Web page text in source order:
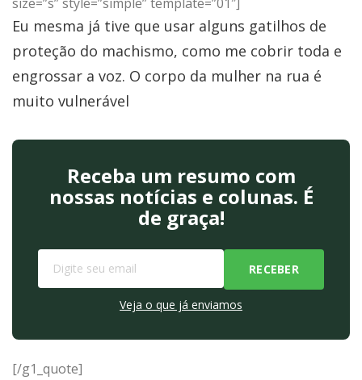
Eu mesma já tive que usar alguns gatilhos de
proteção do machismo, como me cobrir toda e
engrossar a voz. O corpo da mulher na rua é
muito vulnerável
Receba um resumo com
nossas notícias e colunas. É
de graça!
Veja o que já enviamos
[/g1_quote]